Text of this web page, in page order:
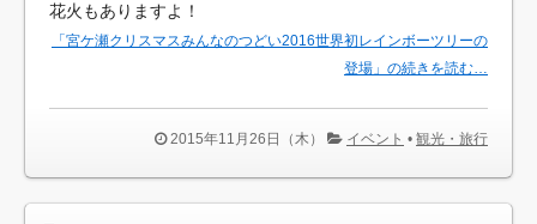
花火もありますよ！
「宮ケ瀬クリスマスみんなのつどい2016世界初レインボーツリーの
登場」の続きを読む…
2015年11月26日（木） イベント • 観光・旅行